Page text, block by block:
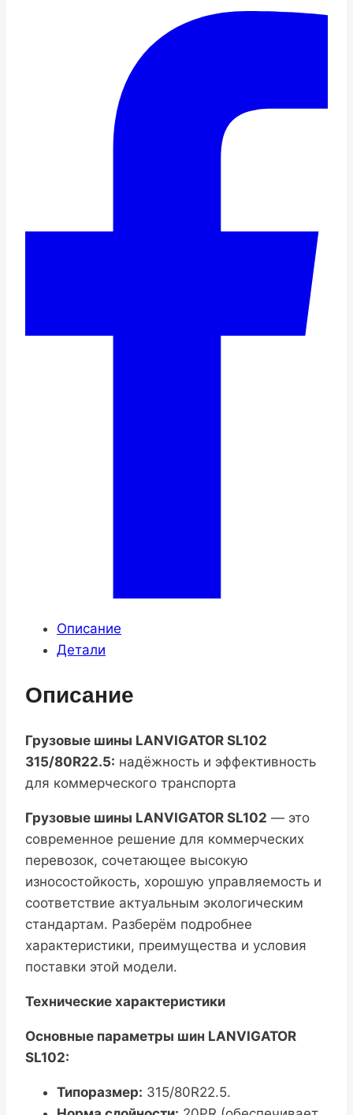
Описание
Детали
Описание
Грузовые шины LANVIGATOR SL102
315/80R22.5: надёжность и эффективность
для коммерческого транспорта
Грузовые шины LANVIGATOR SL102 — это
современное решение для коммерческих
перевозок, сочетающее высокую
износостойкость, хорошую управляемость и
соответствие актуальным экологическим
стандартам. Разберём подробнее
характеристики, преимущества и условия
поставки этой модели.
Технические характеристики
Основные параметры шин LANVIGATOR
SL102:
Типоразмер: 315/80R22.5.